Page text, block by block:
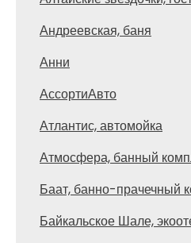
Андреевская, баня
Анни
АссортиАвто
Атлантис, автомойка
Атмосфера, банный
Баат, банно-прачечный
Байкальское Шале,